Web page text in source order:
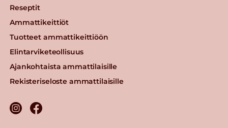
Reseptit
Ammattikeittiöt
Tuotteet ammattikeittiöön
Elintarviketeollisuus
Ajankohtaista ammattilaisille
Rekisteriseloste ammattilaisille